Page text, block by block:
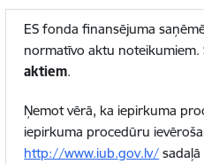
ES fonda finansējuma
normatīvo aktu
aktiem.
Ņemot vērā, ka iepirkuma
iepirkuma procedūru
http://www.iub.gov.lv/ sadaļā